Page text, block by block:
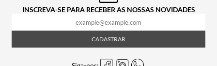
INSCREVA-SE PARA RECEBER AS NOSSAS NOVIDADES
CADASTRAR